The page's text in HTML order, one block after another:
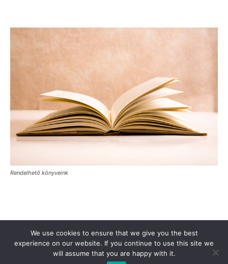
Rendelhető könyveink
Támogasd a Türkinfót! Kiadványaink
Médiaajánlat
Impresszum
Adatkezelési Tájékoztató ÁSZF
Alapítvány
Rólunk
Kapcsolat
We use cookies to ensure that we give you the best
experience on our website. If you continue to use this site we
will assume that you are happy with it.